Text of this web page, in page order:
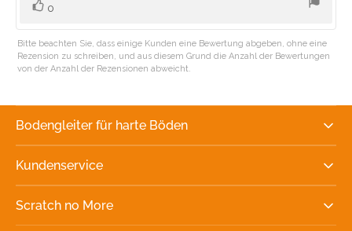
Stimme
0
Bitte beachten Sie, dass einige Kunden eine Bewertung abgeben, ohne eine
Rezension zu schreiben, und aus diesem Grund die Anzahl der Bewertungen
von der Anzahl der Rezensionen abweicht.
Bodengleiter für harte Böden
Kundenservice
Scratch no More